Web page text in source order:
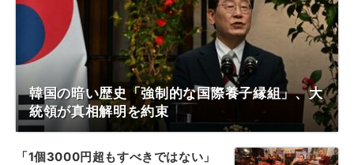
韓国の暗い歴史「強制的な国際養子縁組」、大
統領が真相解明を約束
「1個3000円超もすべきではない」